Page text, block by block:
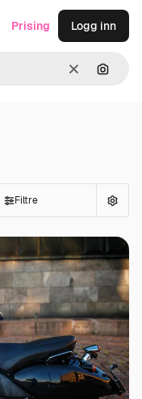
Slett Søk
Prising Logg inn
Filtre